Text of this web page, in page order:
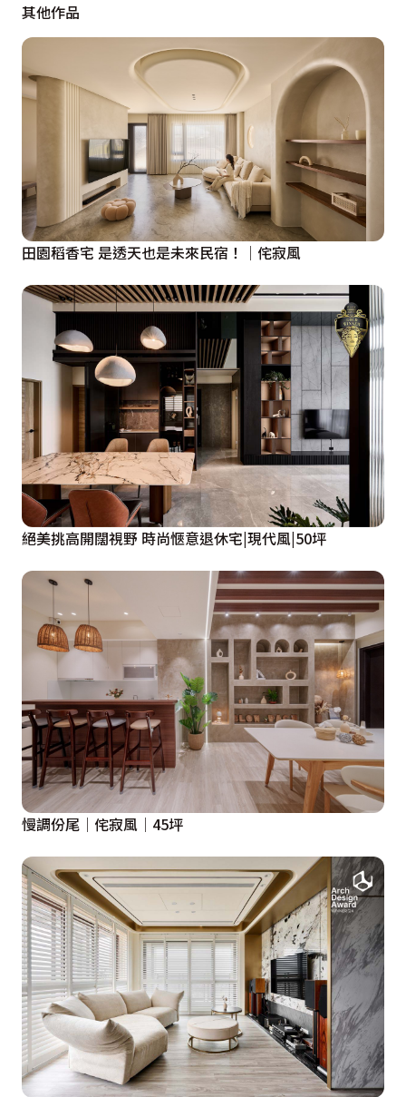
其他作品
田園稻香宅 是透天也是未來民宿！│侘寂風
絕美挑高開闊視野 時尚愜意退休宅|現代風|50坪
慢調份尾│侘寂風│45坪